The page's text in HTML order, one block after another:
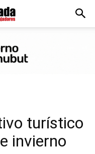
turístico
invierno